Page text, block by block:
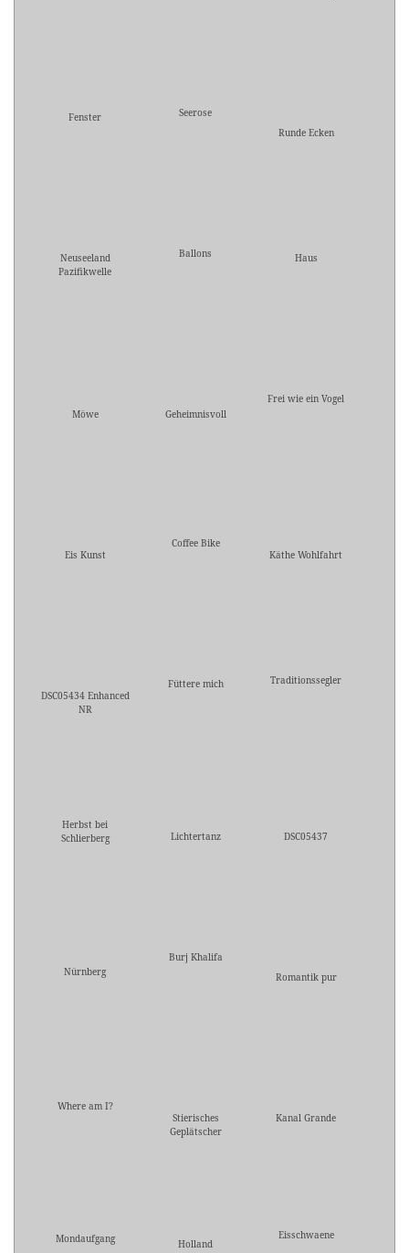
Fenster
Seerose
Runde Ecken
Neuseeland
Pazifikwelle
Ballons Haus
Möwe Geheimnisvoll
Frei wie ein Vogel
Eis Kunst
Coffee Bike
Käthe Wohlfahrt
DSC05434 Enhanced
NR
Füttere mich Traditionssegler
Herbst bei
Schlierberg
Lichtertanz DSC05437
Nürnberg
Burj Khalifa
Romantik pur
Where am I?
Stierisches
Geplätscher
Kanal Grande
Mondaufgang Holland
Eisschwaene